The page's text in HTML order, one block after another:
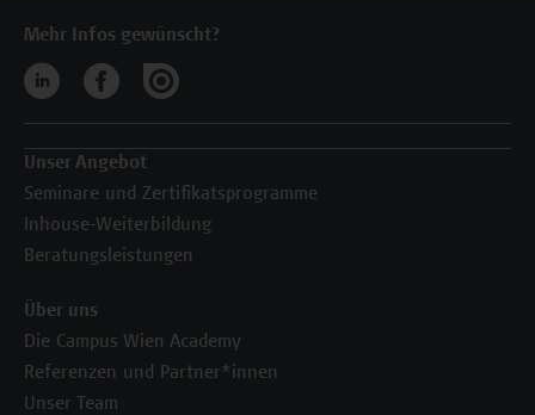
Mehr Infos gewünscht?
Unser Angebot
Seminare und Zertifikatsprogramme
Inhouse-Weiterbildung
Beratungsleistungen
Über uns
Die Campus Wien Academy
Referenzen und Partner*innen
Unser Team